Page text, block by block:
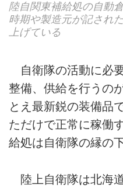
陸自関東補給処の自動
時期や製造元が記され
上げている
自衛隊の活動に必
整備、供給を行うの
とえ最新鋭の装備品
ただけで正常に稼働
給処は自衛隊の縁の
陸上自衛隊は北海